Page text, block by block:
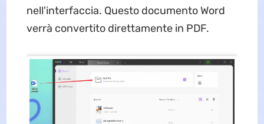
nell'interfaccia. Questo documento Word
verrà convertito direttamente in PDF.